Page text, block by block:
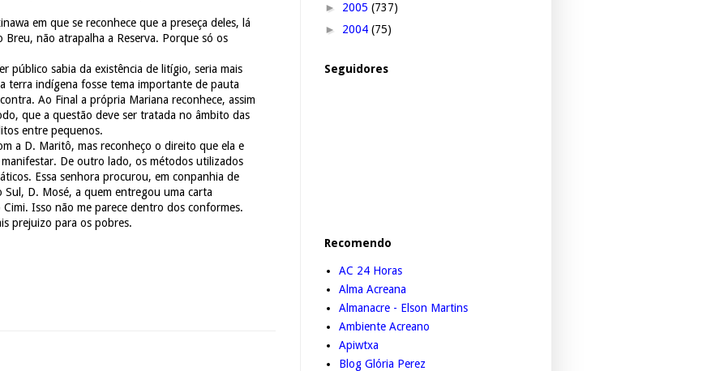
em que se reconhece que a preseça deles, lá
não atrapalha a Reserva. Porque só os
público sabia da existência de litígio, seria mais
terra indígena fosse tema importante de pauta
Ao Final a própria Mariana reconhece, assim
que a questão deve ser tratada no âmbito das
entre pequenos.
a D. Maritô, mas reconheço o direito que ela e
De outro lado, os métodos utilizados
Essa senhora procurou, em conpanhia de
D. Mosé, a quem entregou uma carta
Isso não me parece dentro dos conformes.
prejuizo para os pobres.
► 2005 (737)
► 2004 (75)
Seguidores
Recomendo
AC 24 Horas
Alma Acreana
Almanacre - Elson Martins
Ambiente Acreano
Apiwtxa
Blog Glória Perez